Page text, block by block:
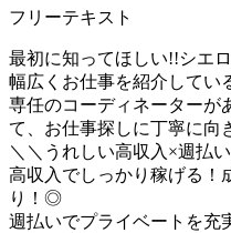
フリーテキスト
最初に知ってほしい!!シエ
幅広くお仕事を紹介してい
専任のコーディネーターが
て、お仕事探しに丁寧に向
＼＼うれしい高収入×週払
高収入でしっかり稼げる！
り！◎
週払いでプライベートを充